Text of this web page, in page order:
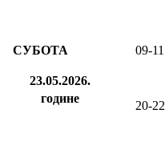
СУБОТА
23.05.2026.
године
09-11
20-22